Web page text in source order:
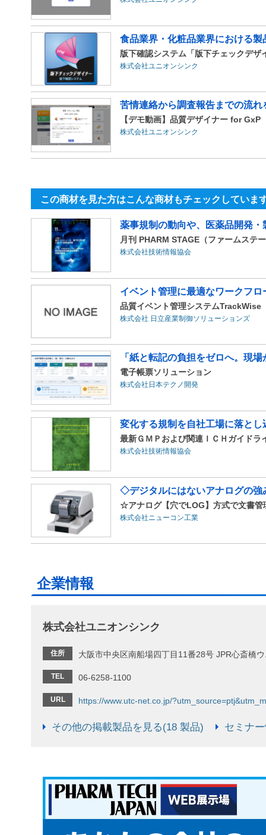
食品業界・化粧品業界における
版下確認システム「版下チェックデザ
株式会社ユニオンシンク
苦情連絡から調査報告までの流れ
【デモ動画】品質デザイナー for GxP
株式会社ユニオンシンク
この商材を見た方はこんな商材もチェックしていま
薬事規制の動向や、医薬品開発
月刊 PHARM STAGE（ファームステ
株式会社技術情報協会
イベント管理に最適なワークフロ
品質イベント管理システムTrackWise
株式会社 日立産業制御ソリューションズ
「紙と転記の負担をゼロへ。現
電子帳票ソリューション
株式会社日本テクノ開発
変化する規制を自社工場に落と
最新ＧＭＰおよび関連ＩＣＨガイドラ
株式会社技術情報協会
◇デジタルにはないアナログの強
☆アナログ【穴でLOG】方式で文書管
株式会社ニューコン工業
企業情報
株式会社ユニオンシンク
住所 大阪市中央区南船場四丁目11番28号 JPR心斎橋
TEL 06-6258-1100
URL https://www.utc-net.co.jp/
その他の掲載製品を見る(18 製品) セミナ